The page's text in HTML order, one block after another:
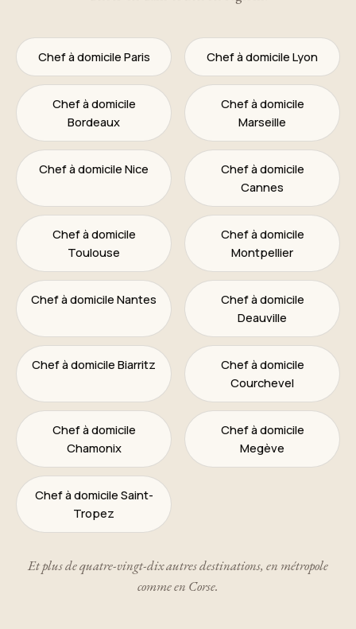
Chef à domicile Paris Chef à domicile Lyon
Chef à domicile
Bordeaux
Chef à domicile
Marseille
Chef à domicile Nice
Chef à domicile
Cannes
Chef à domicile
Toulouse
Chef à domicile
Montpellier
Chef à domicile Nantes
Chef à domicile
Deauville
Chef à domicile Biarritz
Chef à domicile
Courchevel
Chef à domicile
Chamonix
Chef à domicile
Megève
Chef à domicile Saint-
Tropez
Et plus de quatre-vingt-dix autres destinations, en métropole
comme en Corse.